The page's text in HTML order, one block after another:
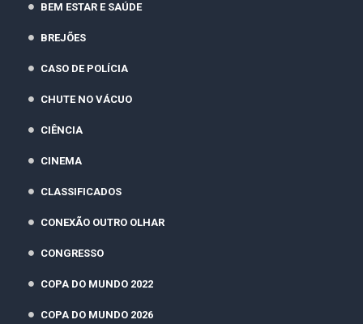
BEM ESTAR E SAÚDE
BREJÕES
CASO DE POLÍCIA
CHUTE NO VÁCUO
CIÊNCIA
CINEMA
CLASSIFICADOS
CONEXÃO OUTRO OLHAR
CONGRESSO
COPA DO MUNDO 2022
COPA DO MUNDO 2026